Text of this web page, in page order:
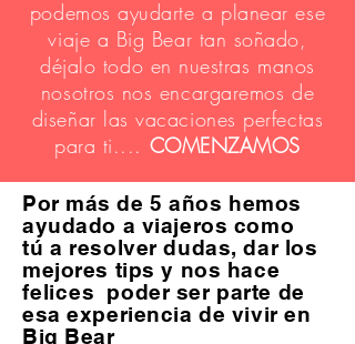
podemos ayudarte a planear ese
viaje a Big Bear tan soñado,
déjalo todo en nuestras manos
nosotros nos encargaremos de
diseñar las vacaciones perfectas
para ti.... COMENZAMOS
Por más de 5 años hemos
ayudado a viajeros como
tú a resolver dudas, dar los
mejores tips y nos hace
felices poder ser parte de
esa experiencia de vivir en
Big Bear